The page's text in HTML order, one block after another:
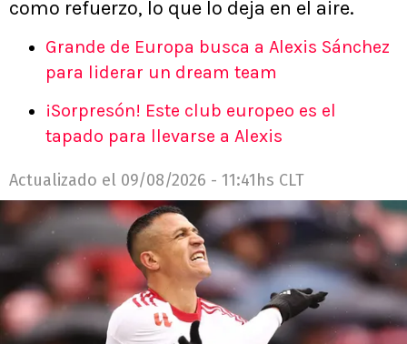
como refuerzo, lo que lo deja en el aire.
Grande de Europa busca a Alexis Sánchez
para liderar un dream team
¡Sorpresón! Este club europeo es el
tapado para llevarse a Alexis
Actualizado el 09/08/2026 - 11:41hs CLT